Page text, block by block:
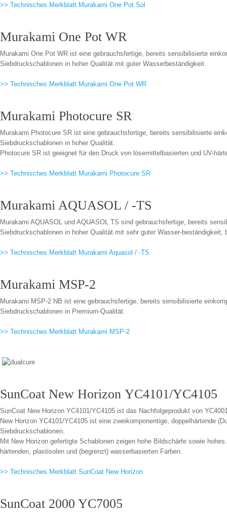
>> Technisches Merkblatt Murakami One Pot Sol
Murakami One Pot WR
Murakami One Pot WR ist eine gebrauchsfertige, bereits sensibilisierte
Siebdruckschablonen in hoher Qualität mit guter Wasserbeständigkeit.
>> Technisches Merkblatt Murakami One Pot WR
Murakami Photocure SR
Murakami Photocure SR ist eine gebrauchsfertige, bereits sensibilisierte
Siebdruckschablonen in hoher Qualität.
Photocure SR ist geeignet für den Druck von lösemittelbasierten und UV-
>> Technisches Merkblatt Murakami Photocure SR
Murakami AQUASOL / -TS
Murakami AQUASOL und AQUASOL TS sind gebrauchsfertige, bereits
Siebdruckschablonen in hoher Qualität mit sehr guter Wasser-
>> Technisches Merkblatt Murakami Aquasol / -TS
Murakami MSP-2
Murakami MSP-2 NB ist eine gebrauchsfertige, bereits sensibilisierte
Siebdruckschablonen in Premium-Qualität.
>> Technisches Merkblatt Murakami MSP-2
SunCoat New Horizon YC4101/YC4105
SunCoat New Horizon YC4101/YC4105 ist das Nachfolgeprodukt von
New Horizon YC4101/YC4105 ist eine zweikomponentige, doppelhärtende
Siebdruckschablonen.
Mit New Horizon gefertigte Schablonen zeigen hohe Bildschärfe sowie
härtenden, plastisolen und (begrenzt) wasserbasierten Farben.
>> Technisches Merkblatt SunCoat New Horizon
SunCoat 2000 YC7005